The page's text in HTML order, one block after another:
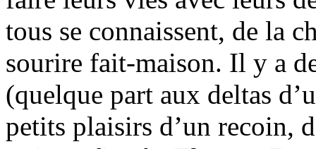
tous se connaissent, de la
sourire fait-maison. Il y a
(quelque part aux deltas
petits plaisirs d’un recoin,